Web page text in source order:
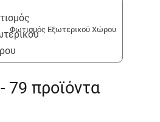
Φωτισμός Εξωτερικού Χώρου
- 79 προϊόντα